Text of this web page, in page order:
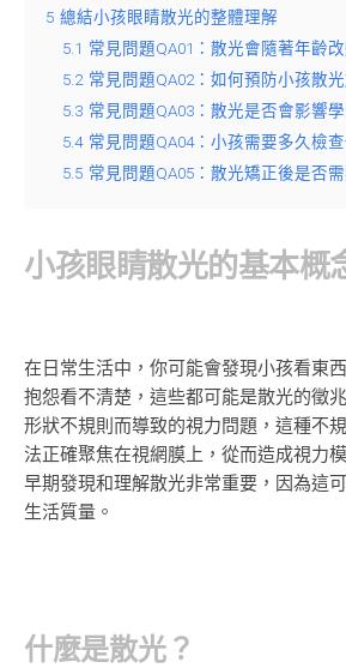
5 總結小孩眼睛散光的整體理解
5.1 常見問題QA01：散光會隨著年齡改
5.2 常見問題QA02：如何預防小孩散光
5.3 常見問題QA03：散光是否會影響學
5.4 常見問題QA04：小孩需要多久檢
5.5 常見問題QA05：散光矯正後是否
小孩眼睛散光的基本概
在日常生活中，你可能會發現小孩看東
抱怨看不清楚，這些都可能是散光的徵
形狀不規則而導致的視力問題，這種不
法正確聚焦在視網膜上，從而造成視力
早期發現和理解散光非常重要，因為這
生活質量。
什麼是散光？